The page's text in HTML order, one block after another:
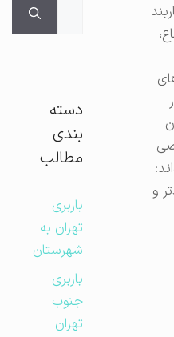
دسته
بندی
مطالب
باربری
تهران به
شهرستان
باربری
جنوب
تهران